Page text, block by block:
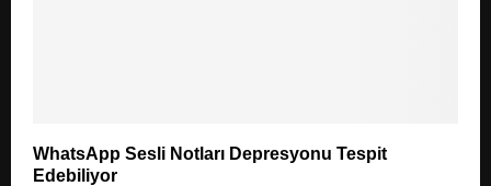
WhatsApp Sesli Notları Depresyonu Tespit
Edebiliyor